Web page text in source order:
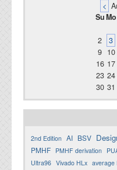
<
SuMo
2
3
9 10
16 17
23 24
30 31
2nd Edition AI BSV
PMHF PMHF derivation
Ultra96 Vivado HLx average